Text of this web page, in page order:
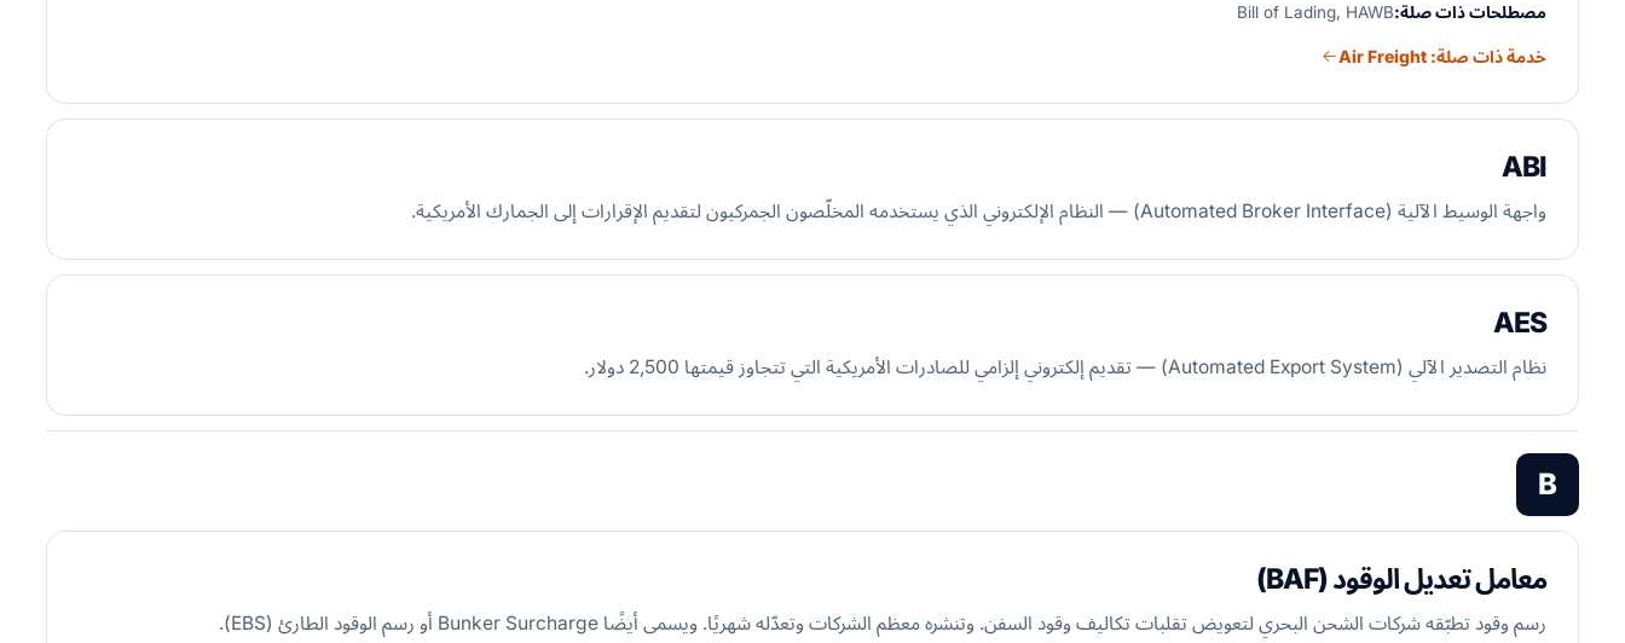
مصطلحات ذات صلة:Bill of Lading, HAWB
خدمة ذات صلة: Air Freight
ABI
واجهة الوسيط الآلية (Automated Broker Interface) — النظام الإلكتروني الذي يستخدمه المخلّصون الجمركيون لتقديم الإقرارات إلى الجمارك الأمريكية.
AES
نظام التصدير الآلي (Automated Export System) — تقديم إلكتروني إلزامي للصادرات الأمريكية التي تتجاوز قيمتها 2,500 دولار.
B
معامل تعديل الوقود (BAF)
رسم وقود تطبّقه شركات الشحن البحري لتعويض تقلبات تكاليف وقود السفن. وتنشره معظم الشركات وتعدّله شهريًا. ويسمى أيضًا Bunker Surcharge أو رسم الوقود الطارئ (EBS).